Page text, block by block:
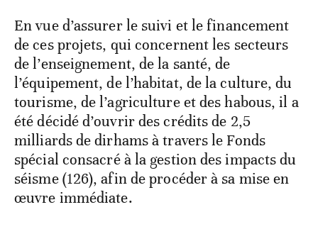
En vue d’assurer le suivi et le financement
de ces projets, qui concernent les secteurs
de l’enseignement, de la santé, de
l’équipement, de l’habitat, de la culture, du
tourisme, de l’agriculture et des habous, il a
été décidé d’ouvrir des crédits de 2,5
milliards de dirhams à travers le Fonds
spécial consacré à la gestion des impacts du
séisme (126), afin de procéder à sa mise en
œuvre immédiate.